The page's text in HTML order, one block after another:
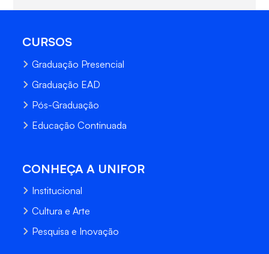
CURSOS
Graduação Presencial
Graduação EAD
Pós-Graduação
Educação Continuada
CONHEÇA A UNIFOR
Institucional
Cultura e Arte
Pesquisa e Inovação